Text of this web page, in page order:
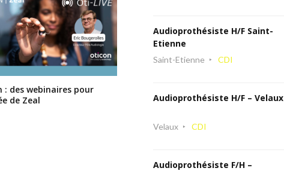
: des webinaires pour
de Zeal
Audioprothésiste H/F Saint-
Etienne
Saint-Etienne CDI
Audioprothésiste H/F – Velaux
Velaux CDI
Audioprothésiste F/H –